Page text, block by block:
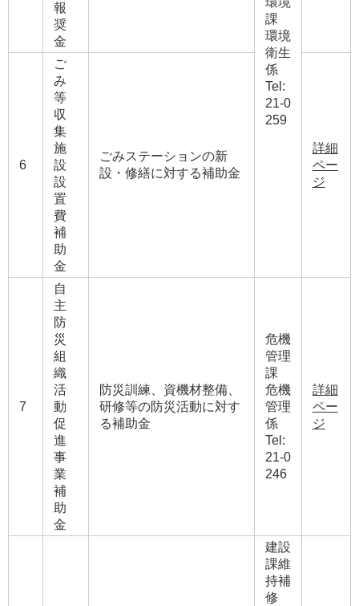
報
奨
金
課
環境
衛生
係
Tel:
21-0
259
6
ご
み
等
収
集
施
設
設
置
費
補
助
金
ごみステーションの新
設・修繕に対する補助金
詳細
ペー
ジ
7
自
主
防
災
組
織
活
動
促
進
事
業
補
助
金
防災訓練、資機材整備、
研修等の防災活動に対す
る補助金
危機
管理
課
危機
管理
係
Tel:
21-0
246
詳細
ペー
ジ
建設
課維
持補
修